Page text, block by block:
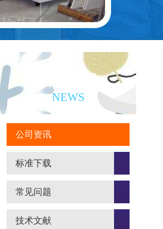
新闻资讯
NEWS
公司资讯
标准下载
常见问题
技术文献